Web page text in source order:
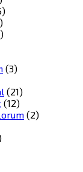
(3)
(21)
(12)
(2)